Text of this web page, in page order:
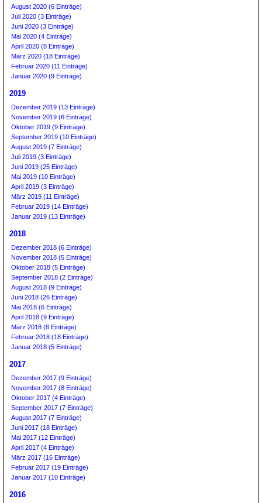
August 2020 (6 Einträge)
Juli 2020 (3 Einträge)
Juni 2020 (3 Einträge)
Mai 2020 (4 Einträge)
April 2020 (8 Einträge)
März 2020 (18 Einträge)
Februar 2020 (11 Einträge)
Januar 2020 (9 Einträge)
2019
Dezember 2019 (13 Einträge)
November 2019 (6 Einträge)
Oktober 2019 (9 Einträge)
September 2019 (10 Einträge)
August 2019 (7 Einträge)
Juli 2019 (3 Einträge)
Juni 2019 (25 Einträge)
Mai 2019 (10 Einträge)
April 2019 (3 Einträge)
März 2019 (11 Einträge)
Februar 2019 (14 Einträge)
Januar 2019 (13 Einträge)
2018
Dezember 2018 (6 Einträge)
November 2018 (5 Einträge)
Oktober 2018 (5 Einträge)
September 2018 (2 Einträge)
August 2018 (9 Einträge)
Juni 2018 (26 Einträge)
Mai 2018 (6 Einträge)
April 2018 (9 Einträge)
März 2018 (8 Einträge)
Februar 2018 (18 Einträge)
Januar 2018 (5 Einträge)
2017
Dezember 2017 (9 Einträge)
November 2017 (8 Einträge)
Oktober 2017 (4 Einträge)
September 2017 (7 Einträge)
August 2017 (7 Einträge)
Juni 2017 (18 Einträge)
Mai 2017 (12 Einträge)
April 2017 (4 Einträge)
März 2017 (16 Einträge)
Februar 2017 (19 Einträge)
Januar 2017 (10 Einträge)
2016